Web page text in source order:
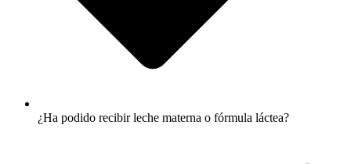
¿Ha podido recibir leche materna o fórmula láctea?